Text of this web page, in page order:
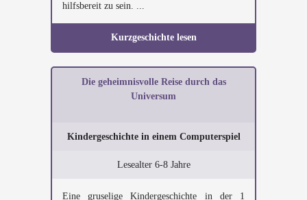
hilfsbereit zu sein. ...
Kurzgeschichte lesen
Die geheimnisvolle Reise durch das
Universum
Kindergeschichte in einem Computerspiel
Lesealter 6-8 Jahre
Eine gruselige Kindergeschichte in der 1